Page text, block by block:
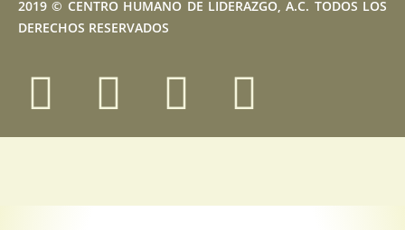
2019 © CENTRO HUMANO DE LIDERAZGO, A.C. TODOS LOS
DERECHOS RESERVADOS